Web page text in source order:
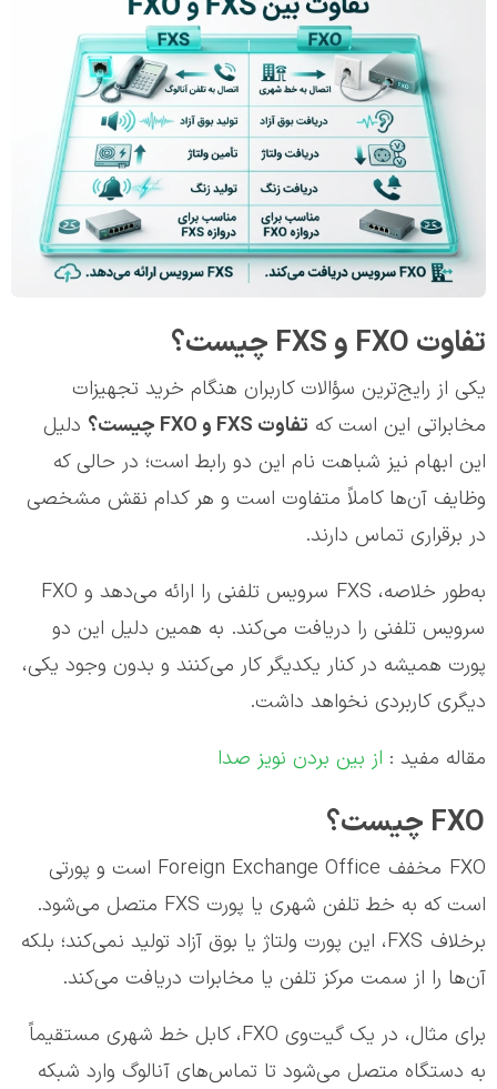
تفاوت FXO و FXS چیست؟
یکی از رایج‌ترین سؤالات کاربران هنگام خرید تجهیزات
مخابراتی این است که تفاوت و چیست؟ دلیل
این ابهام نیز شباهت نام این دو رابط است؛ در حالی که
وظایف آن‌ها کاملاً متفاوت است و هر کدام نقش مشخصی
در برقراری تماس دارند.
به‌طور خلاصه، FXS سرویس تلفنی را ارائه می‌دهد و FXO
سرویس تلفنی را دریافت می‌کند. به همین دلیل این دو
پورت همیشه در کنار یکدیگر کار می‌کنند و بدون وجود یکی،
دیگری کاربردی نخواهد داشت.
مقاله مفید : از بین بردن نویز صدا
FXO مخفف Foreign Exchange Office است و پورتی
است که به خط تلفن شهری یا پورت FXS متصل می‌شود.
برخلاف FXS، این پورت ولتاژ یا بوق آزاد تولید نمی‌کند؛ بلکه
آن‌ها را از سمت مرکز تلفن یا مخابرات دریافت می‌کند.
برای مثال، در یک گیت‌وی FXO، کابل خط شهری مستقیماً
به دستگاه متصل می‌شود تا تماس‌های آنالوگ وارد شبکه